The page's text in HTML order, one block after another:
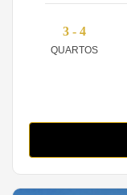
3 - 4
QUARTOS